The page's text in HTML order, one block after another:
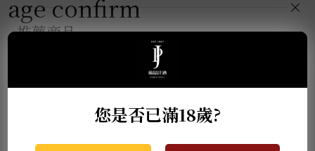
推薦商品
age confirm
您是否已滿18歲?
×